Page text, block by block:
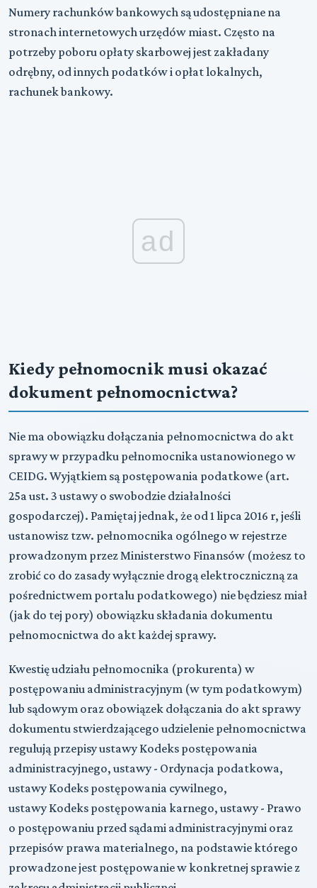
Numery rachunków bankowych są udostępniane na
stronach internetowych urzędów miast. Często na
potrzeby poboru opłaty skarbowej jest zakładany
odrębny, od innych podatków i opłat lokalnych,
rachunek bankowy.
ad
Kiedy pełnomocnik musi okazać
dokument pełnomocnictwa?
Nie ma obowiązku dołączania pełnomocnictwa do akt
sprawy w przypadku pełnomocnika ustanowionego w
CEIDG. Wyjątkiem są postępowania podatkowe (art.
25a ust. 3 ustawy o swobodzie działalności
gospodarczej). Pamiętaj jednak, że od 1 lipca 2016 r, jeśli
ustanowisz tzw. pełnomocnika ogólnego w rejestrze
prowadzonym przez Ministerstwo Finansów (możesz to
zrobić co do zasady wyłącznie drogą elektroczniczną za
pośrednictwem portalu podatkowego) nie będziesz miał
(jak do tej pory) obowiązku składania dokumentu
pełnomocnictwa do akt każdej sprawy.
Kwestię udziału pełnomocnika (prokurenta) w
postępowaniu administracyjnym (w tym podatkowym)
lub sądowym oraz obowiązek dołączania do akt sprawy
dokumentu stwierdzającego udzielenie pełnomocnictwa
regulują przepisy ustawy Kodeks postępowania
administracyjnego, ustawy - Ordynacja podatkowa,
ustawy Kodeks postępowania cywilnego,
ustawy Kodeks postępowania karnego, ustawy - Prawo
o postępowaniu przed sądami administracyjnymi oraz
przepisów prawa materialnego, na podstawie którego
prowadzone jest postępowanie w konkretnej sprawie z